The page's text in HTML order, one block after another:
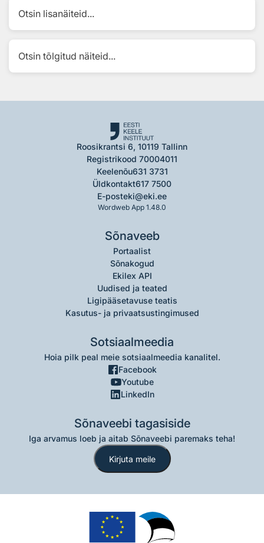
Otsin lisanäiteid...
Otsin tõlgitud näiteid...
Roosikrantsi 6, 10119 Tallinn
Registrikood 70004011
Keelenõu631 3731
Üldkontakt617 7500
E-posteki@eki.ee
Wordweb App 1.48.0
Sõnaveeb
Portaalist
Sõnakogud
Ekilex API
Uudised ja teated
Ligipääsetavuse teatis
Kasutus- ja privaatsustingimused
Sotsiaalmeedia
Hoia pilk peal meie sotsiaalmeedia kanalitel.
Facebook
Youtube
LinkedIn
Sõnaveebi tagasiside
Iga arvamus loeb ja aitab Sõnaveebi paremaks teha!
Kirjuta meile